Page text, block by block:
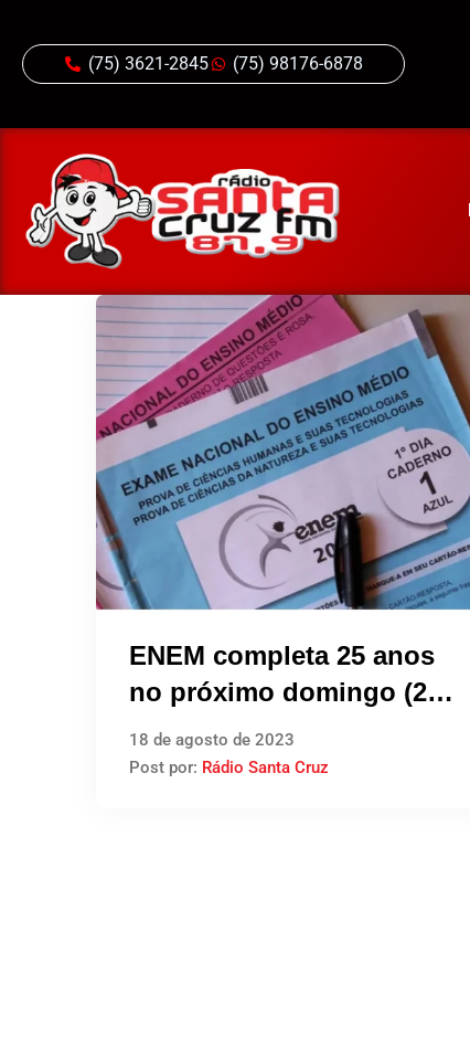
(75) 3621-2845 (75) 98176-6878
ENEM completa 25 anos
no próximo domingo (20),
exame é a principal forma
de entrada em
18 de agosto de 2023
Post por: Rádio Santa Cruz